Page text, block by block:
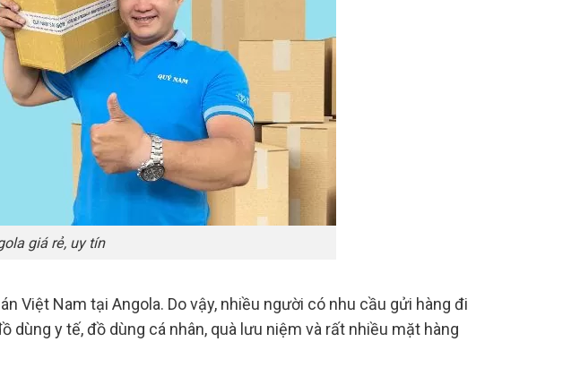
giá rẻ, uy tín
Việt Nam tại Angola. Do vậy, nhiều người có nhu cầu gửi hàng đi
dùng y tế, đồ dùng cá nhân, quà lưu niệm và rất nhiều mặt hàng